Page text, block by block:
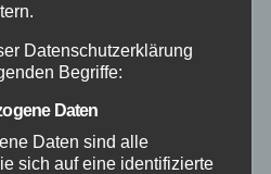
Datenschutzerklärung
Begriffe:
Daten
Daten sind alle
sich auf eine identifizierte